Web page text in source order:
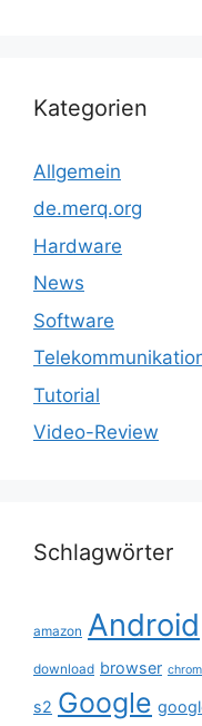
Kategorien
Allgemein
de.merq.org
Hardware
News
Software
Tutorial
Video-Review
Schlagwörter
amazon Android
download browser
s2 Google